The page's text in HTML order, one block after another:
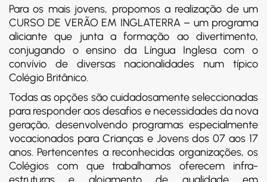
Para os mais jovens, propomos a realização de um
CURSO DE VERÃO EM INGLATERRA – um programa
aliciante que junta a formação ao divertimento,
conjugando o ensino da Língua Inglesa com o
convívio de diversas nacionalidades num típico
Colégio Britânico.
Todas as opções são cuidadosamente seleccionadas
para responder aos desafios e necessidades da nova
geração, desenvolvendo programas especialmente
vocacionados para Crianças e Jovens dos 07 aos 17
anos. Pertencentes a reconhecidas organizações, os
Colégios com que trabalhamos oferecem infra-